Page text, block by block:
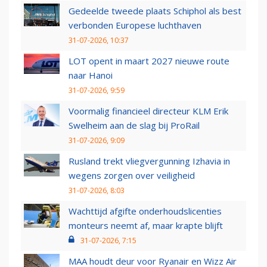
Gedeelde tweede plaats Schiphol als best
verbonden Europese luchthaven
31-07-2026, 10:37
LOT opent in maart 2027 nieuwe route
naar Hanoi
31-07-2026, 9:59
Voormalig financieel directeur KLM Erik
Swelheim aan de slag bij ProRail
31-07-2026, 9:09
Rusland trekt vliegvergunning Izhavia in
wegens zorgen over veiligheid
31-07-2026, 8:03
Wachttijd afgifte onderhoudslicenties
monteurs neemt af, maar krapte blijft
31-07-2026, 7:15
MAA houdt deur voor Ryanair en Wizz Air